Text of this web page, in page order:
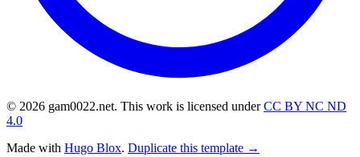
© 2026 gam0022.net. This work is licensed underCC BY NC ND
4.0
Made with Hugo Blox. Duplicate this template →